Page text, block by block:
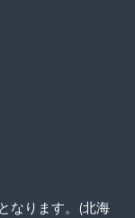
なります。(北海